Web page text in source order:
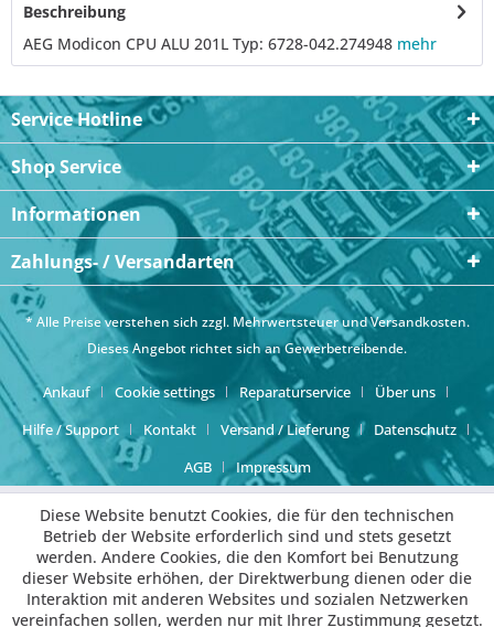
Beschreibung
AEG Modicon CPU ALU 201L Typ: 6728-042.274948 mehr
Service Hotline
Shop Service
Informationen
Zahlungs- / Versandarten
* Alle Preise verstehen sich zzgl. Mehrwertsteuer undVersandkosten.
Dieses Angebot richtet sich an Gewerbetreibende.
Ankauf Cookie settings Reparaturservice
Über uns
Hilfe / Support
Kontakt Versand / Lieferung
Datenschutz
AGB
Impressum
Diese Website benutzt Cookies, die für den technischen
Betrieb der Website erforderlich sind und stets gesetzt
werden. Andere Cookies, die den Komfort bei Benutzung
dieser Website erhöhen, der Direktwerbung dienen oder die
Interaktion mit anderen Websites und sozialen Netzwerken
vereinfachen sollen, werden nur mit Ihrer Zustimmung gesetzt.